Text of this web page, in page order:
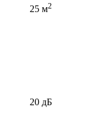
25 м2
20 дБ